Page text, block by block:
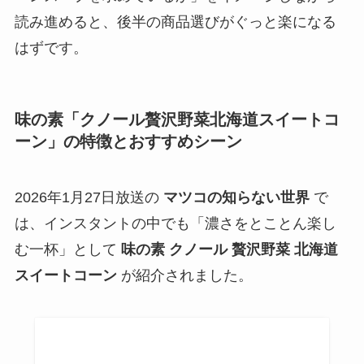
読み進めると、後半の商品選びがぐっと楽になる
はずです。
味の素「クノール贅沢野菜北海道スイートコ
ーン」の特徴とおすすめシーン
2026年1月27日放送の マツコの知らない世界で
は、インスタントの中でも「濃さをとことん楽し
む一杯」として 味の素 クノール 贅沢野菜 北海道
スイートコーンが紹介されました。